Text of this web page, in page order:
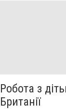
Робота з
Британії